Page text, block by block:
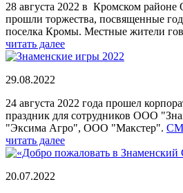
28 августа 2022 в Кромском районе
прошли торжества, посвященные
поселка Кромы. Местные жители
читать далее
29.08.2022
24 августа 2022 года прошел
праздник для сотрудников ООО
"Эксима Агро", ООО "Макстер".
читать далее
20.07.2022